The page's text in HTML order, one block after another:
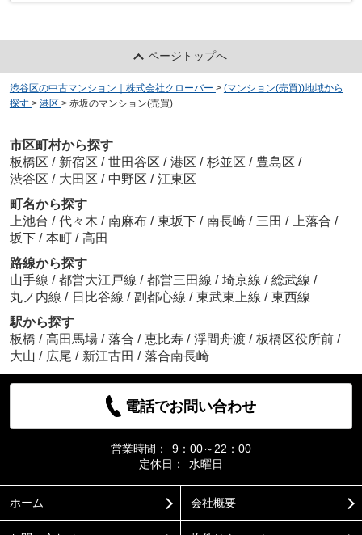
ページトップへ
渋谷区の中古マンション｜株式会社クローバー > (マンション(売買))地域から
探す > 港区 > 赤坂のマンション(売買)
市区町村から探す
板橋区 / 新宿区 / 世田谷区 / 港区 / 杉並区 / 豊島区 /
渋谷区 / 大田区 / 中野区 / 江東区
町名から探す
上池台 / 代々木 / 南麻布 / 東坂下 / 南長崎 / 三田 / 上落合 /
坂下 / 本町 / 高田
路線から探す
山手線 / 都営大江戸線 / 都営三田線 / 埼京線 / 総武線 /
丸ノ内線 / 日比谷線 / 副都心線 / 東武東上線 / 東西線
駅から探す
板橋 / 高田馬場 / 落合 / 恵比寿 / 浮間舟渡 / 板橋区役所前 /
大山 / 広尾 / 新江古田 / 落合南長崎
電話でお問い合わせ
営業時間：
9：00～22：00
定休日：
水曜日
ホーム 会社概要